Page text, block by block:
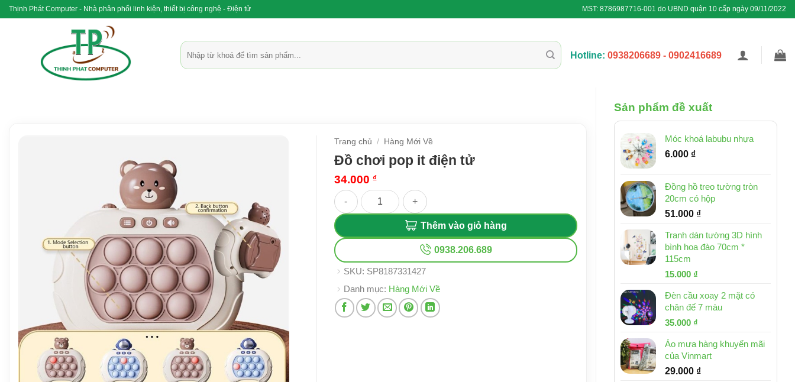
Bỏ
qua
Thịnh Phát Computer - Nhà phân phối linh kiện, thiết bị công nghệ - Điện tử MST: 8786987716-001 do UBND quận 10 cấp ngày 09/11/2022
Tìm
kiếm:
Hotline: 0938206689 - 0902416689
Sản phẩm đề xuất
Móc khoá labubu nhựa
6.000 ₫
Đồng hồ treo tường tròn
20cm có hộp
51.000 ₫
Tranh dán tường 3D hình
bình hoa đào 70cm *
115cm
Giá
là:
32.000 ₫.
15.000 ₫
tại
là:
Đèn cầu xoay 2 mặt có
chân đế 7 màu
Giá
là:
46.000 ₫.
35.000 ₫
tại
là:
35.000 ₫.
Áo mưa hàng khuyến mãi
của Vinmart
29.000 ₫
Trang chủ / Hàng Mới Về
Đồ chơi pop it điện tử
34.000 ₫
Đồ chơi pop it điện tử số lượng
Thêm vào giỏ hàng
0938.206.689
SKU: SP8187331427
Danh mục: Hàng Mới Về